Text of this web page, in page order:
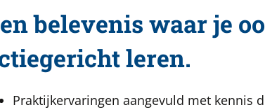
belevenis waar je
leren.
Praktijkervaringen aangevuld met kennis